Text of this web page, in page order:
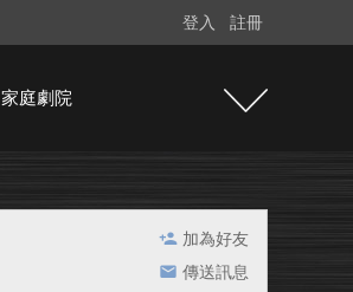
登入 註冊
家庭劇院
加為好友
傳送訊息